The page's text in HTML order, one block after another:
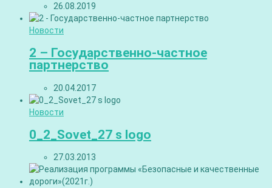
26.08.2019
Новости
2 – Государственно-частное
партнерство
20.04.2017
Новости
0_2_Sovet_27 s logo
27.03.2013